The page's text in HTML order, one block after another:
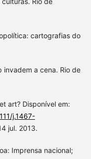
cartografias do
invadem a cena. Rio de
art? Disponível em:
j.1467-
jul. 2013.
Imprensa nacional;